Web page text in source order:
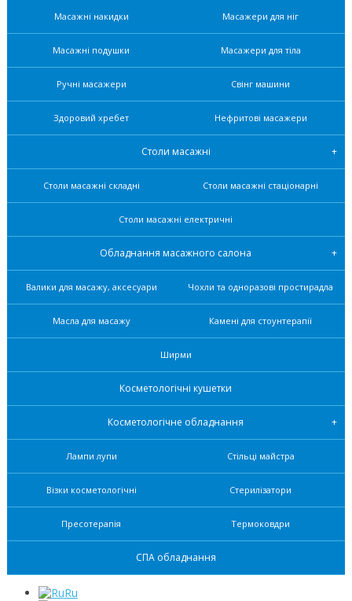
Масажні накидки Масажери для ніг
Масажні подушки Масажери для тіла
Ручні масажери Свінг машини
Здоровий хребет Нефритові масажери
Столи масажні
Столи масажні складні Столи масажні стаціонарні
Столи масажні електричні
Обладнання масажного салона
Валики для масажу, аксесуари Чохли та одноразові простирадла
Масла для масажу Камені для стоунтерапії
Ширми
Косметологічні кушетки
Косметологічне обладнання
Лампи лупи Стільці майстра
Візки косметологічні Стерилізатори
Пресотерапія Термоковдри
СПА обладнання
Ru